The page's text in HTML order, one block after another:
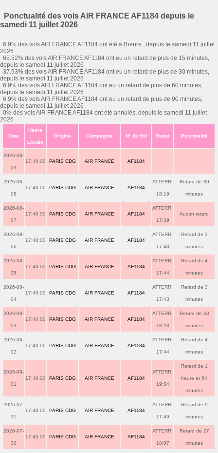
Ponctualité des vols AIR FRANCE AF1184 depuis le
samedi 11 juillet 2026
6.9% des vols AIR FRANCE AF1184 ont été à l'heure , depuis le samedi 11 juillet
2026
65.52% des vols AIR FRANCE AF1184 ont eu un retard de plus de 15 minutes,
depuis le samedi 11 juillet 2026
37.93% des vols AIR FRANCE AF1184 ont eu un retard de plus de 30 minutes,
depuis le samedi 11 juillet 2026
6.9% des vols AIR FRANCE AF1184 ont eu un retard de plus de 60 minutes,
depuis le samedi 11 juillet 2026
6.9% des vols AIR FRANCE AF1184 ont eu un retard de plus de 90 minutes,
depuis le samedi 11 juillet 2026
0% des vols AIR FRANCE AF1184 ont été annulés, depuis le samedi 11 juillet
2026
Date
Heure
Locale
Origine Compagnie N° de Vol Statut Ponctualité
2026-08-
09
17:40:00 PARIS CDG AIR FRANCE AF1184
2026-08-
08
17:40:00 PARIS CDG AIR FRANCE AF1184
ATTERRI
18:19
Retard de 39
minutes
2026-08-
07
17:40:00 PARIS CDG AIR FRANCE AF1184
ATTERRI
17:39
Aucun retard
2026-08-
06
17:40:00 PARIS CDG AIR FRANCE AF1184
ATTERRI
17:43
Retard de 3
minutes
2026-08-
05
17:40:00 PARIS CDG AIR FRANCE AF1184
ATTERRI
17:44
Retard de 4
minutes
2026-08-
04
17:40:00 PARIS CDG AIR FRANCE AF1184
ATTERRI
17:43
Retard de 3
minutes
2026-08-
03
17:40:00 PARIS CDG AIR FRANCE AF1184
ATTERRI
18:23
Retard de 43
minutes
2026-08-
02
17:40:00 PARIS CDG AIR FRANCE AF1184
ATTERRI
17:44
Retard de 4
minutes
2026-08-
01
17:40:00 PARIS CDG AIR FRANCE AF1184
ATTERRI
19:34
Retard de 1
heure et 54
minutes
2026-07-
31
17:40:00 PARIS CDG AIR FRANCE AF1184
ATTERRI
17:49
Retard de 9
minutes
2026-07-
30
17:40:00 PARIS CDG AIR FRANCE AF1184
ATTERRI
18:07
Retard de 27
minutes